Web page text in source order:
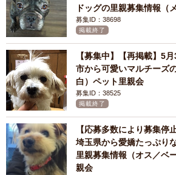
ドッグの里親募集情報（
募集ID：38698
掲載終了
【募集中】【再掲載】5
市から可愛いマルチーズ
白）ペット里親会
募集ID：38525
掲載終了
【応募多数により募集停
埼玉県から愛嬌たっぷり
里親募集情報（オス／ベ
親会